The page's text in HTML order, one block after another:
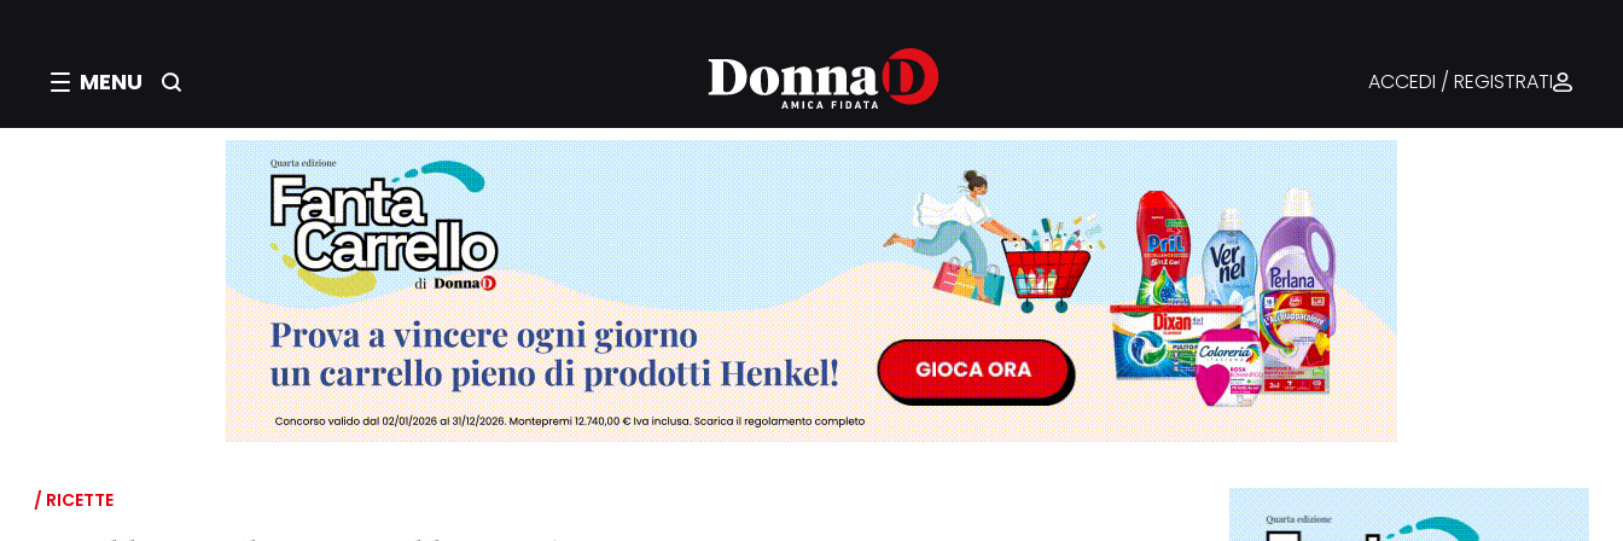
MENU ACCEDI / REGISTRATI
/ RICETTE